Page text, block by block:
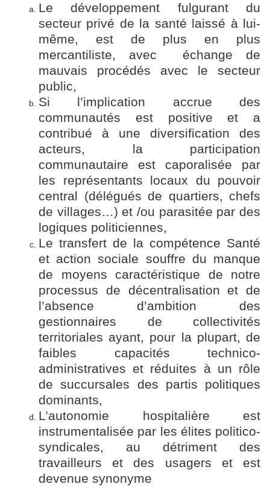
Le développement fulgurant du
secteur privé de la santé laissé à lui-
même, est de plus en plus
mercantiliste, avec échange de
mauvais procédés avec le secteur
public,
Si l’implication accrue des
communautés est positive et a
contribué à une diversification des
acteurs, la participation
communautaire est caporalisée par
les représentants locaux du pouvoir
central (délégués de quartiers, chefs
de villages…) et /ou parasitée par des
logiques politiciennes,
Le transfert de la compétence Santé
et action sociale souffre du manque
de moyens caractéristique de notre
processus de décentralisation et de
l’absence d’ambition des
gestionnaires de collectivités
territoriales ayant, pour la plupart, de
faibles capacités technico-
administratives et réduites à un rôle
de succursales des partis politiques
dominants,
L’autonomie hospitalière est
instrumentalisée par les élites politico-
syndicales, au détriment des
travailleurs et des usagers et est
devenue synonyme